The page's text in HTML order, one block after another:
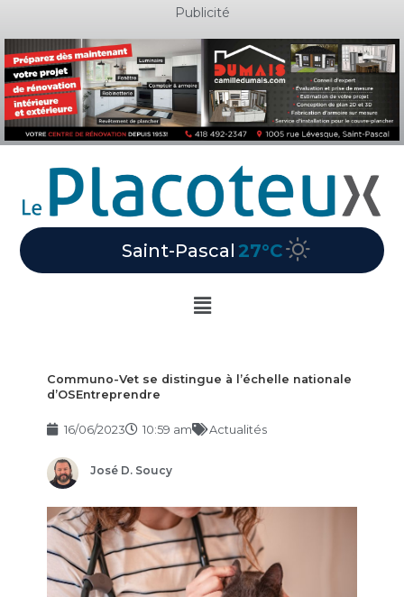
Publicité
Saint-Pascal 27°C
Main
Communo-Vet se distingue à l’échelle nationale
d’OSEntreprendre
16/06/2023 10:59 am Actualités
José D. Soucy